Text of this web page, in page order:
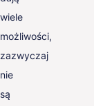
wiele
możliwości,
zazwyczaj
nie
są